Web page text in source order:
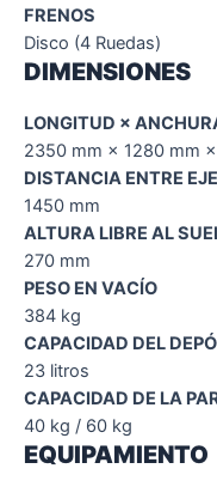
FRENOS
Disco (4 Ruedas)
DIMENSIONES
LONGITUD ×
2350 mm × 1280 mm
DISTANCIA ENTRE
1450 mm
ALTURA LIBRE AL
270 mm
PESO EN VACÍO
384 kg
CAPACIDAD DEL
23 litros
CAPACIDAD DE LA
40 kg / 60 kg
EQUIPAMIENTO